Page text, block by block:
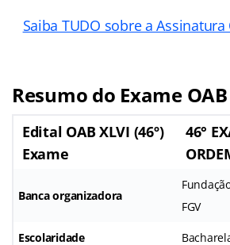
Saiba TUDO sobre a Assinatura
Resumo do Exame
Edital OAB XLVI (46º)
Exame
46°
Banca organizadora
FGV
Escolaridade